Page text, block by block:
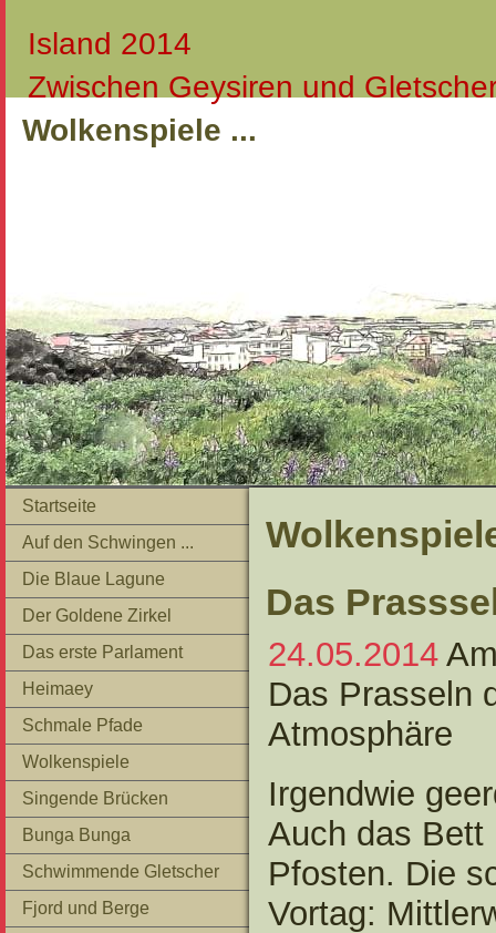
Island 2014
Zwischen Geysiren und
Wolkenspiele ...
Startseite
Auf den Schwingen ...
Die Blaue Lagune
Der Goldene Zirkel
Das erste Parlament
Heimaey
Schmale Pfade
Wolkenspiele
Singende Brücken
Bunga Bunga
Schwimmende Gletscher
Fjord und Berge
Das
24.05.2014
Das Prasseln
Atmosphäre
Irgendwie
Auch das Bett
Pfosten. Die
Vortag: